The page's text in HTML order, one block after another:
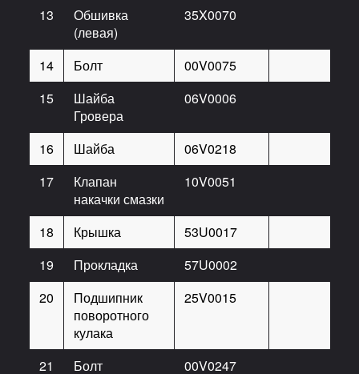
13
Обшивка
(левая)
35X0070
14 Болт 00V0075
15
Шайба
Гровера
06V0006
16 Шайба 06V0218
17
Клапан
накачки смазки
10V0051
18 Крышка 53U0017
19
Прокладка 57U0002
20
Подшипник
поворотного
кулака
25V0015
21 Болт 00V0247